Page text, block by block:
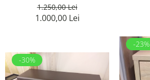
1.250,00 Lei
1.000,00 Lei
-30%
-23%